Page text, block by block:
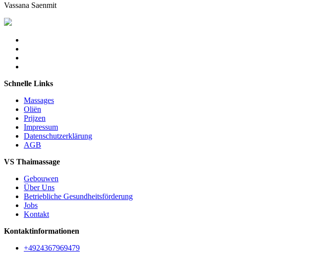
Vassana Saenmit
Schnelle Links
Massages
Oliën
Prijzen
Impressum
Datenschutzerklärung
AGB
VS Thaimassage
Gebouwen
Über Uns
Betriebliche Gesundheitsförderung
Jobs
Kontakt
Kontaktinformationen
+4924367969479